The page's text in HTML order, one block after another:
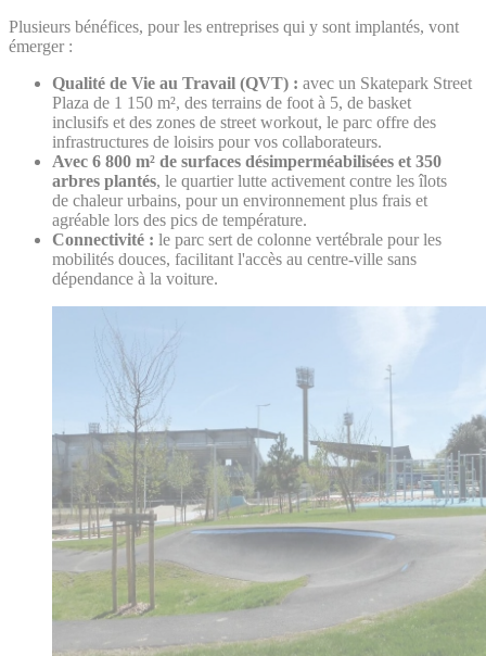
Plusieurs bénéfices, pour les entreprises qui y sont implantés, vont
émerger :
Qualité de Vie au Travail (QVT) : avec un Skatepark Street
Plaza de 1 150 m², des terrains de foot à 5, de basket
inclusifs et des zones de street workout, le parc offre des
infrastructures de loisirs pour vos collaborateurs.
Avec 6 800 m² de surfaces désimperméabilisées et 350
arbres plantés, le quartier lutte activement contre les îlots
de chaleur urbains, pour un environnement plus frais et
agréable lors des pics de température.
Connectivité : le parc sert de colonne vertébrale pour les
mobilités douces, facilitant l'accès au centre-ville sans
dépendance à la voiture.